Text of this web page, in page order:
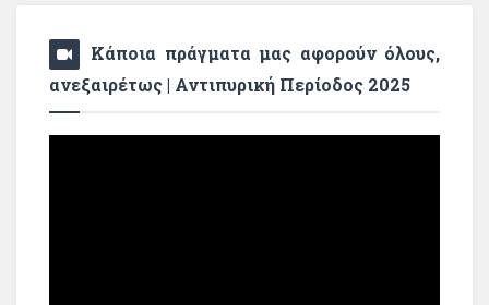
Κάποια πράγματα μας αφορούν όλους,
ανεξαιρέτως | Αντιπυρική Περίοδος 2025